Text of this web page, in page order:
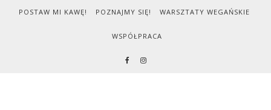
Skip to content
POSTAW MI KAWĘ! POZNAJMY SIĘ! WARSZTATY WEGAŃSKIE
WSPÓŁPRACA